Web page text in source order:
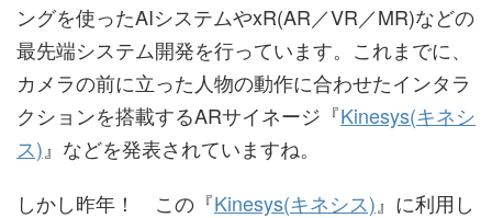
ングを使ったAIシステムやxR(AR／VR／MR)などの
最先端システム開発を行っています。これまでに、
カメラの前に立った人物の動作に合わせたインタラ
クションを搭載するARサイネージ『Kinesys(キネシ
ス) 』などを発表されていますね。
しかし昨年！ この『Kinesys(キネシス) 』に利用し